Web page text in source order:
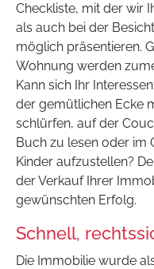
Checkliste, mit der wir
als auch bei der
möglich präsentieren.
Wohnung werden
Kann sich Ihr
der gemütlichen Ecke
schlürfen, auf der
Buch zu lesen oder im
Kinder aufzustellen?
der Verkauf Ihrer
gewünschten Erfolg.
Schnell,
Die Immobilie wurde